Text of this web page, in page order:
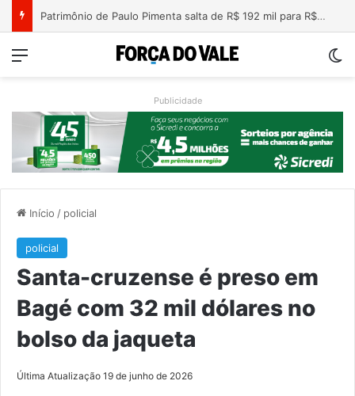
Nova lei endurece penas para crimes sexuais online contra crianças e adolescentes
Menu
Publicidade
Início / policial
policial
Santa-cruzense é preso em
Bagé com 32 mil dólares no
bolso da jaqueta
Última Atualização 19 de junho de 2026